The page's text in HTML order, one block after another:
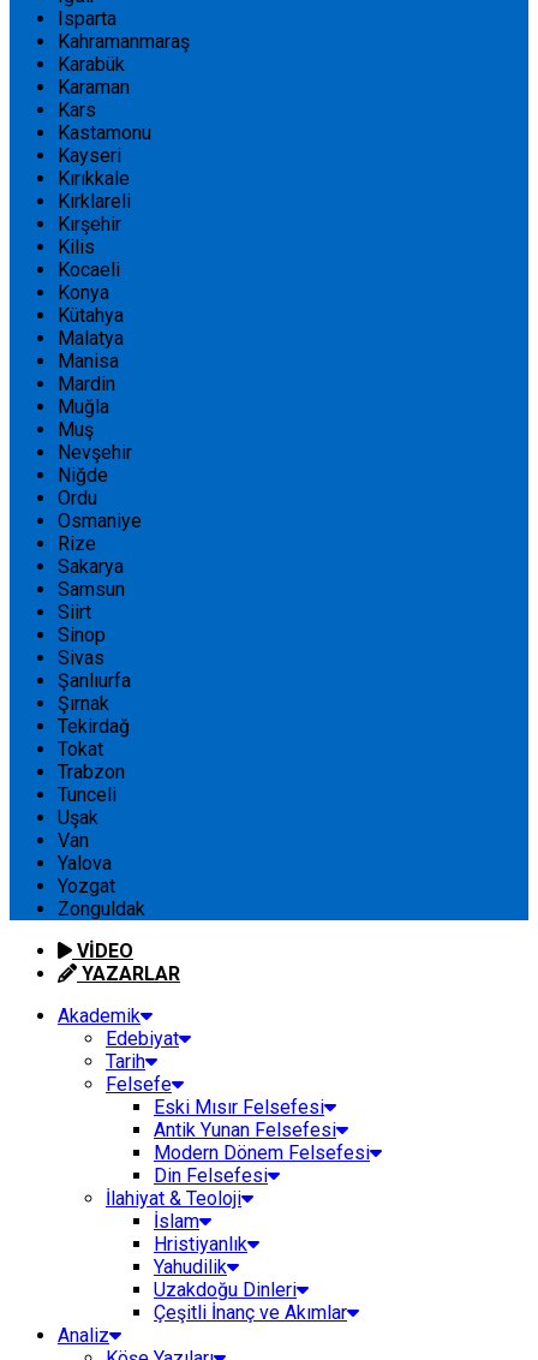
Isparta
Kahramanmaraş
Karabük
Karaman
Kars
Kastamonu
Kayseri
Kırıkkale
Kırklareli
Kırşehir
Kilis
Kocaeli
Konya
Kütahya
Malatya
Manisa
Mardin
Muğla
Muş
Nevşehir
Niğde
Ordu
Osmaniye
Rize
Sakarya
Samsun
Siirt
Sinop
Sivas
Şanlıurfa
Şırnak
Tekirdağ
Tokat
Trabzon
Tunceli
Uşak
Van
Yalova
Yozgat
Zonguldak
VİDEO
YAZARLAR
Akademik
Edebiyat
Tarih
Felsefe
Eski Mısır Felsefesi
Antik Yunan Felsefesi
Modern Dönem Felsefesi
Din Felsefesi
İlahiyat & Teoloji
İslam
Hristiyanlık
Yahudilik
Uzakdoğu Dinleri
Çeşitli İnanç ve Akımlar
Analiz